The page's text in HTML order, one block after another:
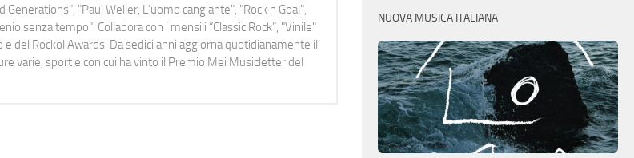
"Paul Weller, L’uomo cangiante", "Rock n Goal",
senza tempo". Collabora con i mensili “Classic Rock”, "Vinile"
del Rockol Awards. Da sedici anni aggiorna quotidianamente il
varie, sport e con cui ha vinto il Premio Mei Musicletter del
NUOVA MUSICA ITALIANA